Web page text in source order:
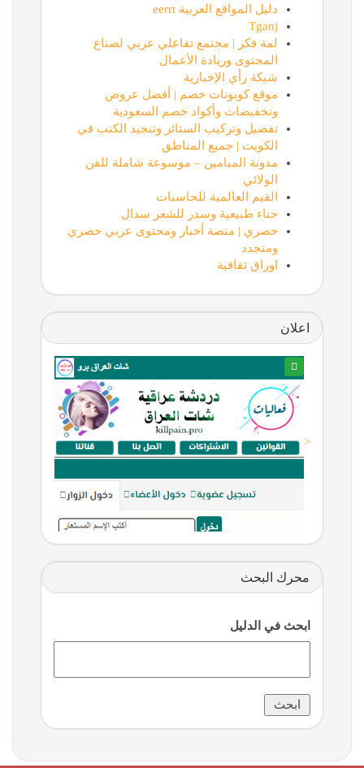
دليل المواقع العربية eerrt
Tganj
لمة فكر | مجتمع تفاعلي عربي لصناع
المحتوى وريادة الأعمال
شبكة رأي الإخبارية
موقع كوبونات خصم | أفضل عروض
وتخفيضات وأكواد خصم السعودية
تفصيل وتركيب الستائر وتنجيد الكنب في
الكويت | جميع المناطق
مدونة الميامين – موسوعة شاملة للفن
الولائي
القيم العالمية للحاسبات
حناء طبيعية وسدر للشعر سدال
حصري | منصة أخبار ومحتوى عربي حصري
ومتجدد
اوراق ثقافية
اعلان
<
محرك البحث
ابحث في الدليل